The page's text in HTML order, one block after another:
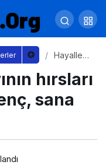
Hayalleri
nın
hırsları
altında
yok olan
hırsları
sana
Buluştu